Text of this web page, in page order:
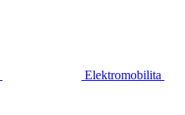
Elektromobilita